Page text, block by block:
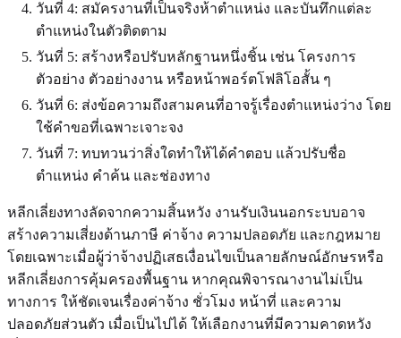
วันที่ 4: สมัครงานที่เป็นจริงห้าตำแหน่ง และบันทึกแต่ละ
ตำแหน่งในตัวติดตาม
วันที่ 5: สร้างหรือปรับหลักฐานหนึ่งชิ้น เช่น โครงการ
ตัวอย่าง ตัวอย่างงาน หรือหน้าพอร์ตโฟลิโอสั้น ๆ
วันที่ 6: ส่งข้อความถึงสามคนที่อาจรู้เรื่องตำแหน่งว่าง โดย
ใช้คำขอที่เฉพาะเจาะจง
วันที่ 7: ทบทวนว่าสิ่งใดทำให้ได้คำตอบ แล้วปรับชื่อ
ตำแหน่ง คำค้น และช่องทาง
หลีกเลี่ยงทางลัดจากความสิ้นหวัง งานรับเงินนอกระบบอาจ
สร้างความเสี่ยงด้านภาษี ค่าจ้าง ความปลอดภัย และกฎหมาย
โดยเฉพาะเมื่อผู้ว่าจ้างปฏิเสธเงื่อนไขเป็นลายลักษณ์อักษรหรือ
หลีกเลี่ยงการคุ้มครองพื้นฐาน หากคุณพิจารณางานไม่เป็น
ทางการ ให้ชัดเจนเรื่องค่าจ้าง ชั่วโมง หน้าที่ และความ
ปลอดภัยส่วนตัว เมื่อเป็นไปได้ ให้เลือกงานที่มีความคาดหวัง